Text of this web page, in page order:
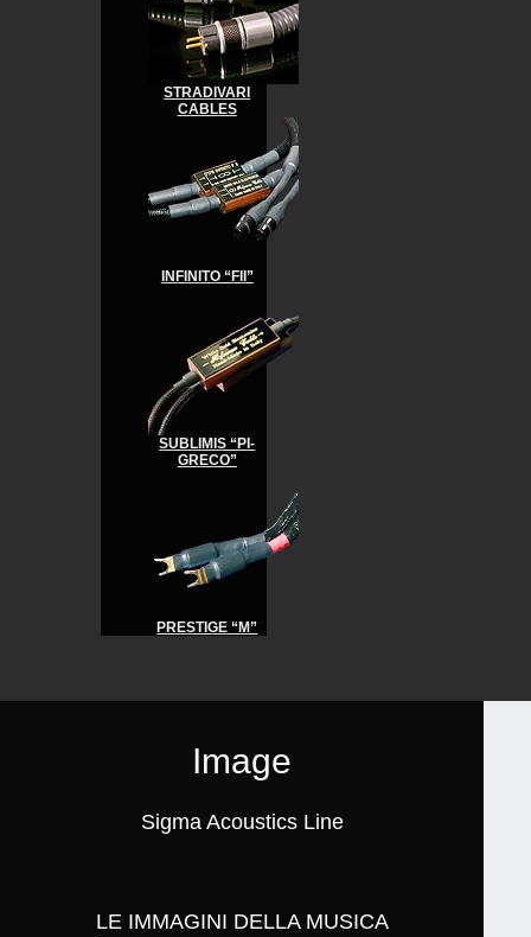
STRADIVARI
CABLES
INFINITO “FII”
SUBLIMIS “PI-
GRECO”
PRESTIGE “M”
Image
Sigma Acoustics Line
LE IMMAGINI DELLA MUSICA